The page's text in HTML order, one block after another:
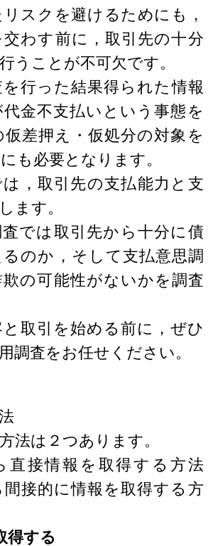
スクを避けるためにも，
わす前に，取引先の十分
うことが不可欠です。
を行った結果得られた情報
金不支払いという事態を
差押え・仮処分の対象を
も必要となります。
，取引先の支払能力と支
ます。
では取引先から十分に債
のか，そして支払意思調
の可能性がないかを調査
取引を始める前に，ぜひ
調査をお任せください。
法は２つあります。
直接情報を取得する方法
接的に情報を取得する方
得する